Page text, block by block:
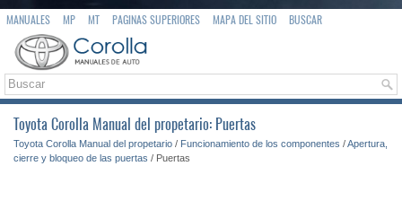
MANUALES MP MT PAGINAS SUPERIORES MAPA DEL SITIO BUSCAR
Toyota Corolla Manual del propetario: Puertas
Toyota Corolla Manual del propetario / Funcionamiento de los componentes /Apertura,
cierre y bloqueo de las puertas / Puertas